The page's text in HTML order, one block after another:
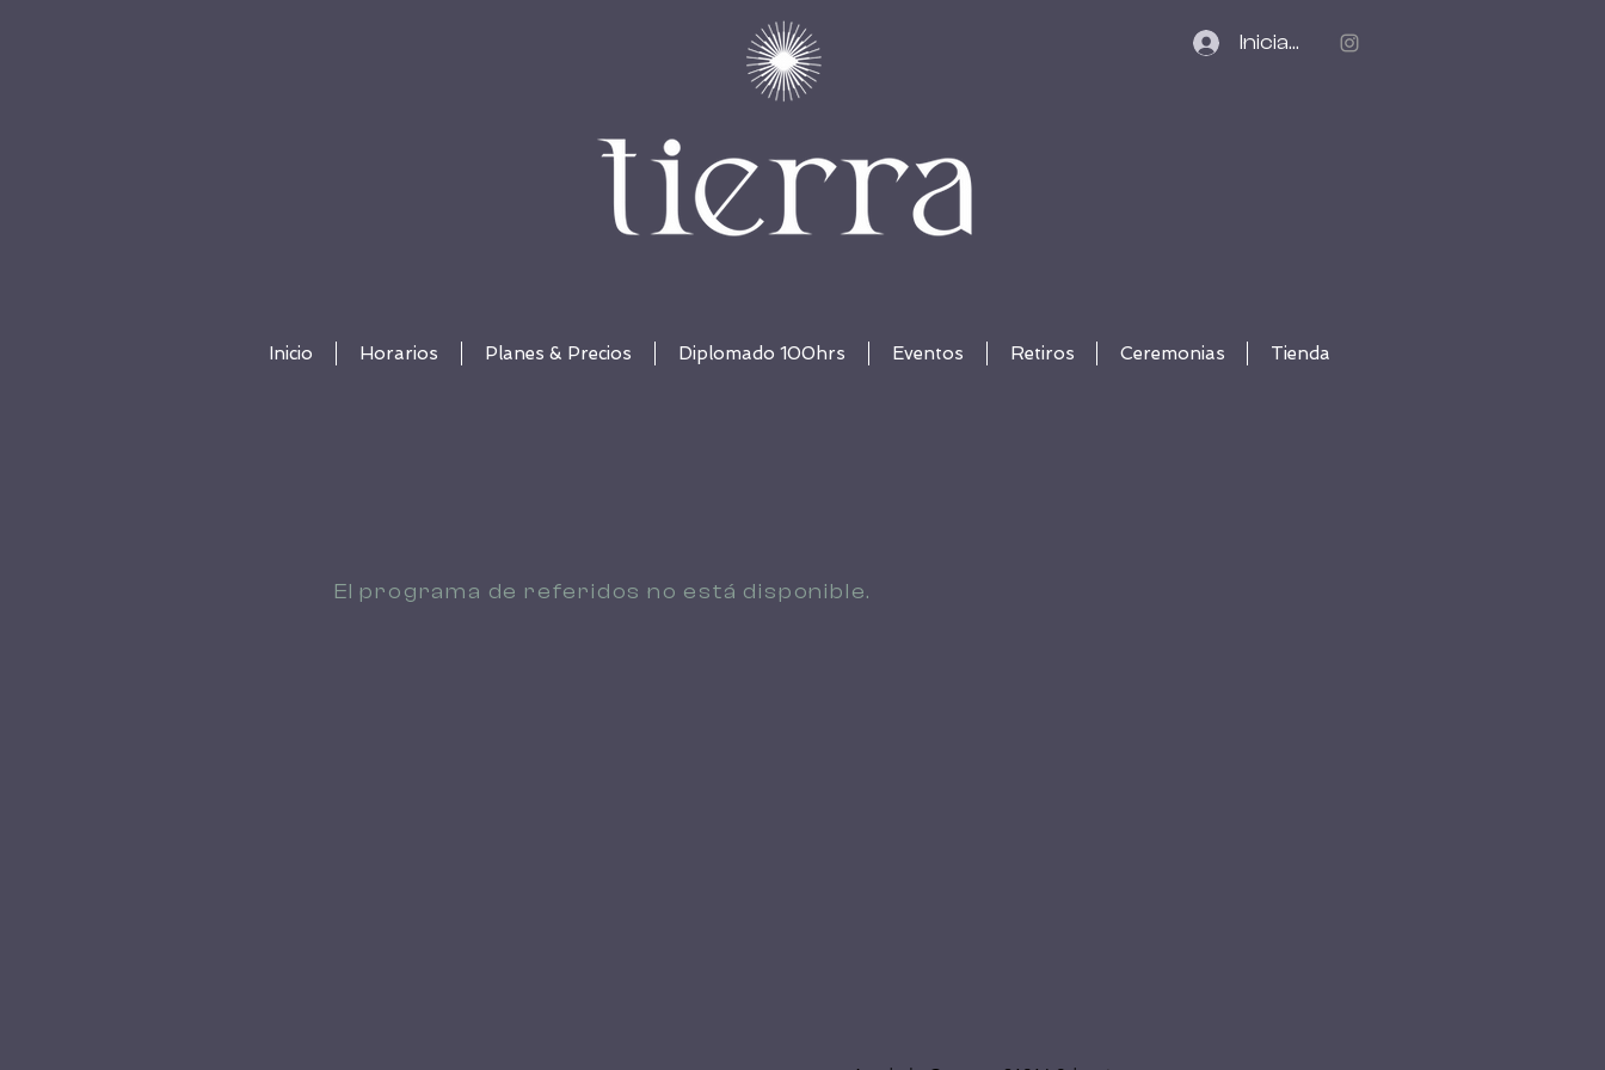
Iniciar sesión
Inicio Horarios Planes & Precios Diplomado 100hrs Eventos Retiros Ceremonias Tienda
El programa de referidos no está disponible.